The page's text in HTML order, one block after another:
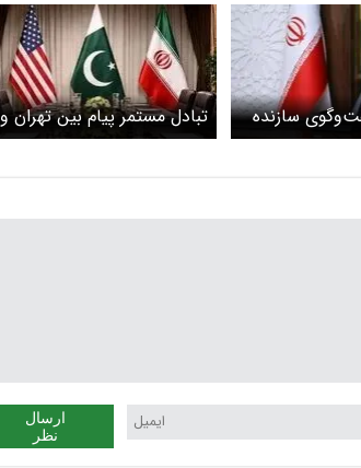
سازنده
وادار به تسلیم
تبادل مستمر پیام بین تهران و
اسلام‌آباد ادامه دارد
ارسال
نظر